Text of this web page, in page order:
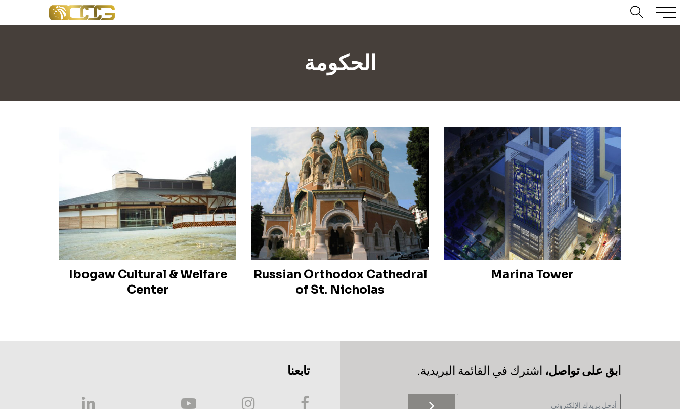
الحكومة
Marina Tower
Russian Orthodox Cathedral
of St. Nicholas
Ibogaw Cultural & Welfare
Center
‫ابق على تواصل، اشترك في القائمة البريدية. تابعنا